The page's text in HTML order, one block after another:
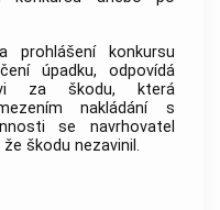
prohlášení konkursu
úpadku, odpovídá
za škodu, která
nakládání s
se navrhovatel
škodu nezavinil.